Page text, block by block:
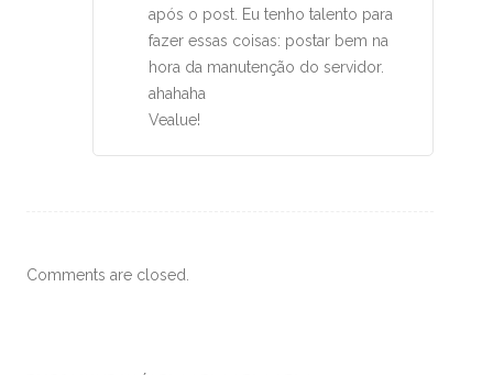
após o post. Eu tenho talento para
fazer essas coisas: postar bem na
hora da manutenção do servidor.
ahahaha
Vealue!
Comments are closed.